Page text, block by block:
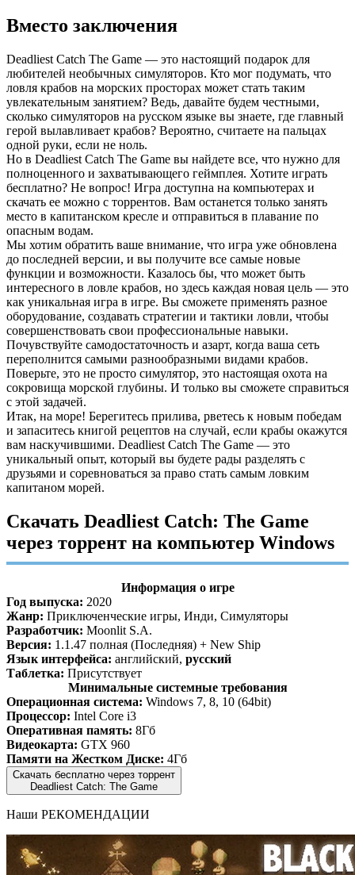
Вместо заключения
Deadliest Catch The Game — это настоящий подарок для
любителей необычных симуляторов. Кто мог подумать, что
ловля крабов на морских просторах может стать таким
увлекательным занятием? Ведь, давайте будем честными,
сколько симуляторов на русском языке вы знаете, где главный
герой вылавливает крабов? Вероятно, считаете на пальцах
одной руки, если не ноль.
Но в Deadliest Catch The Game вы найдете все, что нужно для
полноценного и захватывающего геймплея. Хотите играть
бесплатно? Не вопрос! Игра доступна на компьютерах и
скачать ее можно с торрентов. Вам останется только занять
место в капитанском кресле и отправиться в плавание по
опасным водам.
Мы хотим обратить ваше внимание, что игра уже обновлена
до последней версии, и вы получите все самые новые
функции и возможности. Казалось бы, что может быть
интересного в ловле крабов, но здесь каждая новая цель — это
как уникальная игра в игре. Вы сможете применять разное
оборудование, создавать стратегии и тактики ловли, чтобы
совершенствовать свои профессиональные навыки.
Почувствуйте самодостаточность и азарт, когда ваша сеть
переполнится самыми разнообразными видами крабов.
Поверьте, это не просто симулятор, это настоящая охота на
сокровища морской глубины. И только вы сможете справиться
с этой задачей.
Итак, на море! Берегитесь прилива, рветесь к новым победам
и запаситесь книгой рецептов на случай, если крабы окажутся
вам наскучившими. Deadliest Catch The Game — это
уникальный опыт, который вы будете рады разделять с
друзьями и соревноваться за право стать самым ловким
капитаном морей.
Скачать Deadliest Catch: The Game
через торрент на компьютер Windows
Информация о игре
Год выпуска: 2020
Жанр: Приключенческие игры, Инди, Симуляторы
Разработчик: Moonlit S.A.
Версия: 1.1.47 полная (Последняя) + New Ship
Язык интерфейса: английский, русский
Таблетка: Присутствует
Минимальные системные требования
Операционная система: Windows 7, 8, 10 (64bit)
Процессор: Intel Core i3
Оперативная память: 8Гб
Видеокарта: GTX 960
Памяти на Жестком Диске: 4Гб
Скачать бесплатно через торрент
Deadliest Catch: The Game
Наши РЕКОМЕНДАЦИИ